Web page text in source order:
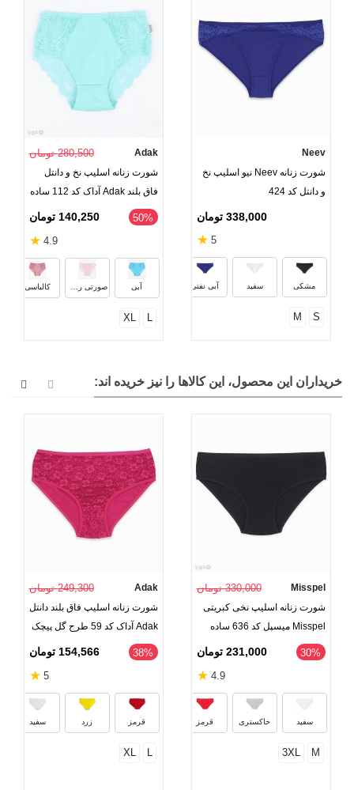
Neev
شورت زنانه Neev نیو اسلیپ نخ
و دانتل کد 424
338,000 تومان
5
★
مشکی سفید آبی نفتی
زرشکی لیمویی
S
M
Adak 280,500 تومان
شورت زنانه اسلیپ نخ و دانتل
فاق بلند Adak آداک کد 112 ساده
‎50% 140,250 تومان
4.9
★
آبی کالباسی
L
XL
خریداران این محصول، این کالاها را نیز خریده اند:
Misspel 330,000 تومان
شورت زنانه اسلیپ نخی کبریتی
Misspel میسپل کد 636 ساده
‎30% 231,000 تومان
4.9
★
سفید خاکستری قرمز
مشکی نارنجی صورتی
M
3XL
Adak 249,300 تومان
شورت زنانه اسلیپ فاق بلند دانتل
Adak آداک کد 59 طرح گل پیچک
‎38% 154,566 تومان
5
★
قرمز زرد سفید
L
XL